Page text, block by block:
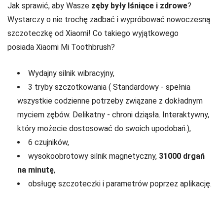
Jak sprawić, aby Wasze zęby były lśniące i zdrowe?
Wystarczy o nie trochę zadbać i wypróbować nowoczesną
szczoteczkę od Xiaomi! Co takiego wyjątkowego
posiada Xiaomi Mi Toothbrush?
Wydajny silnik wibracyjny,
3 tryby szczotkowania ( Standardowy - spełnia
wszystkie codzienne potrzeby związane z dokładnym
myciem zębów. Delikatny - chroni dziąsła. Interaktywny,
który możecie dostosować do swoich upodobań.),
6 czujników,
wysokoobrotowy silnik magnetyczny, 31000 drgań
na minutę,
obsługę szczoteczki i parametrów poprzez aplikację.